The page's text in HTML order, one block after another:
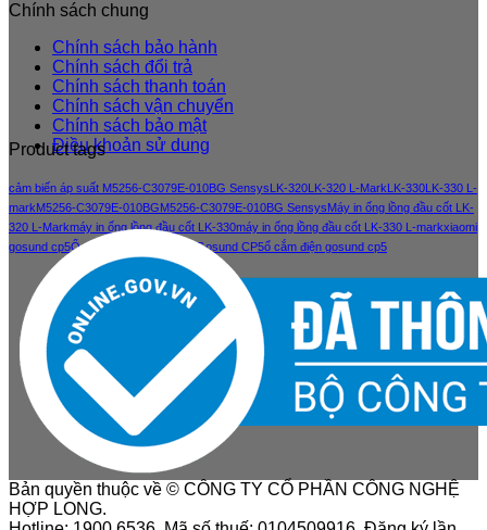
Chính sách chung
Chính sách bảo hành
Chính sách đổi trả
Chính sách thanh toán
Chính sách vận chuyển
Chính sách bảo mật
Điều khoản sử dung
Product tags
cảm biến áp suất M5256-C3079E-010BG Sensys LK-320 LK-320 L-Mark LK-330 LK-330 L-
markM5256-C3079E-010BGM5256-C3079E-010BG SensysMáy in ống lồng đầu cốt LK-
320 L-Markmáy in ống lồng đầu cốt LK-330máy in ống lồng đầu cốt LK-330 L-markxiaomi
gosund cp5Ổ cắm điện thông minh Gosund CP5ổ cắm điện gosund cp5
Bản quyền thuộc về © CÔNG TY CỔ PHẦN CÔNG NGHỆ
HỢP LONG.